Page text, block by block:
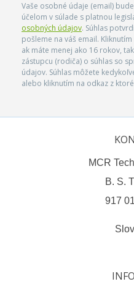
Vaše osobné údaje (email)
účelom v súlade s platnou
osobných údajov. Súhlas
pošleme na váš email.
ak máte menej ako 16 rokov,
zástupcu (rodiča) o súhlas so
údajov. Súhlas môžete
alebo kliknutím na odkaz z
MCR
B. S.
917